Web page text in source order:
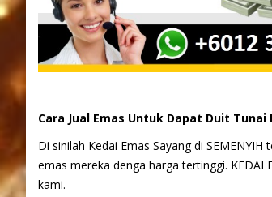
Cara Jual Emas Untuk Dapat Duit Tunai
Di sinilah Kedai Emas Sayang di
emas mereka denga harga tertinggi. KEDAI
kami.